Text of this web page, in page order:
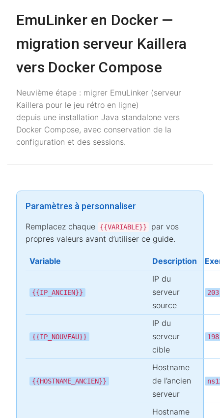
EmuLinker en Docker —
migration serveur Kaillera
vers Docker Compose
Neuvième étape : migrer EmuLinker (serveur
Kaillera pour le jeu rétro en ligne)
depuis une installation Java standalone vers
Docker Compose, avec conservation de la
configuration et des sessions.
Paramètres à personnaliser
Remplacez chaque {{VARIABLE}}
par vos
propres valeurs avant d’utiliser ce guide.
Variable Description
{{IP_ANCIEN}}
IP du
serveur
source
{{IP_NOUVEAU}}
IP du
serveur
cible
{{HOSTNAME_ANCIEN}}
Hostname
de l’ancien
serveur
Hostname